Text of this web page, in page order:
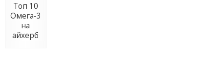
Топ 10
Омега-3
на
айхерб